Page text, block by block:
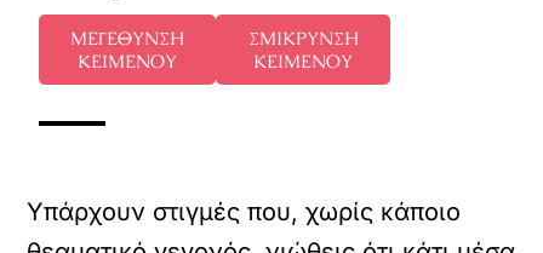
ΜΕΓΕΘΥΝΣΗ
ΚΕΙΜΕΝΟΥ
ΣΜΙΚΡΥΝΣΗ
ΚΕΙΜΕΝΟΥ
Υπάρχουν στιγμές που, χωρίς κάποιο